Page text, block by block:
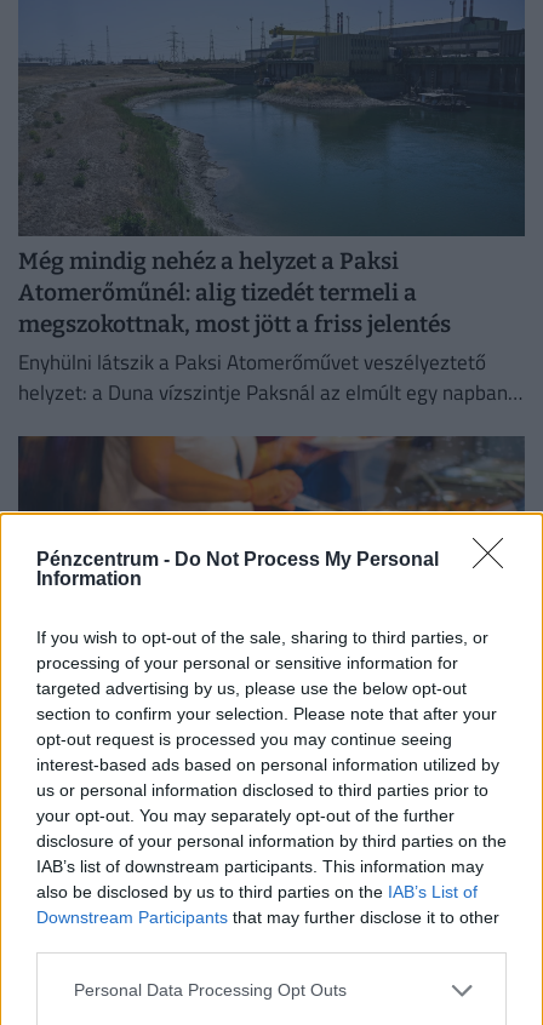
Pénzcentrum - Do Not Process My Personal
Information
If you wish to opt-out of the sale, sharing to third parties, or
processing of your personal or sensitive information for
targeted advertising by us, please use the below opt-out
section to confirm your selection. Please note that after your
opt-out request is processed you may continue seeing
interest-based ads based on personal information utilized by
us or personal information disclosed to third parties prior to
your opt-out. You may separately opt-out of the further
disclosure of your personal information by third parties on the
IAB’s list of downstream participants. This information may
also be disclosed by us to third parties on the IAB’s List of
Downstream Participants that may further disclose it to other
Personal Data Processing Opt Outs
Még mindig nehéz a helyzet a Paksi
Atomerőműnél: alig tizedét termeli a
megszokottnak, most jött a friss jelentés
Enyhülni látszik a Paksi Atomerőművet veszélyeztető
helyzet: a Duna vízszintje Paksnál az elmúlt egy napban
Országos razzia a magyarok kedvenc
gyrososainál és ázsiai büféinél: milliókat
fizethetnek a higiéniai hiányosságokért
Országos ellenőrzést indított a Nemzeti Kereskedelmi és
Fogyasztóvédelmi Hatóság a nemzetközi konyhát kínáló
vendéglátóhelyeken.